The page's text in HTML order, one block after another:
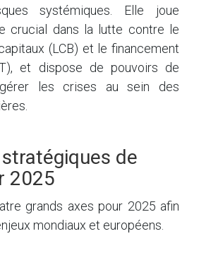
systémiques. Elle joue
crucial dans la lutte contre le
(LCB) et le financement
et dispose de pouvoirs de
les crises au sein des
de
2025
grands axes pour 2025 afin
mondiaux et européens.